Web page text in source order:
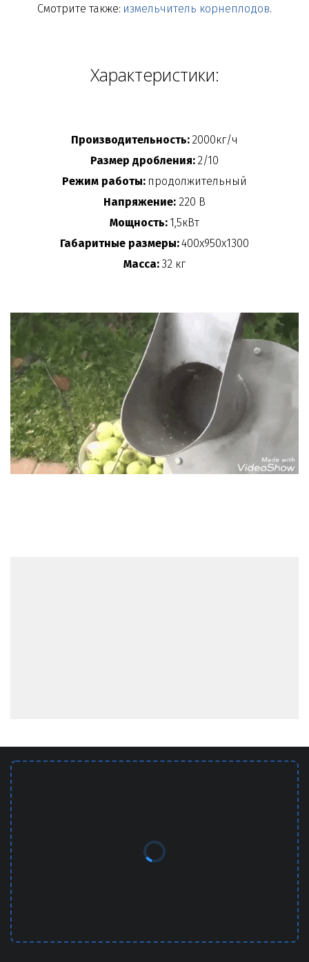
Смотрите также: измельчитель корнеплодов.
Характеристики:
Производительность: 2000кг/ч
Размер дробления: 2/10
Режим работы: продолжительный
Напряжение: 220 В
Мощность: 1,5кВт
Габаритные размеры: 400х950х1300
Масса: 32 кг